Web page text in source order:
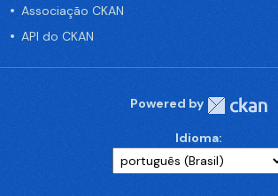
Associação CKAN
API do CKAN
Powered by
Idioma